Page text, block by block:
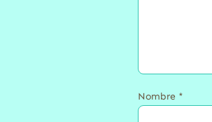
Nombre *